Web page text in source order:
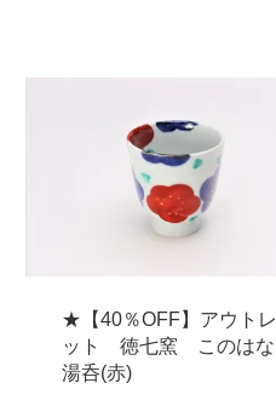
★【40％OFF】アウトレ
ット 徳七窯 このはな
湯呑(赤)